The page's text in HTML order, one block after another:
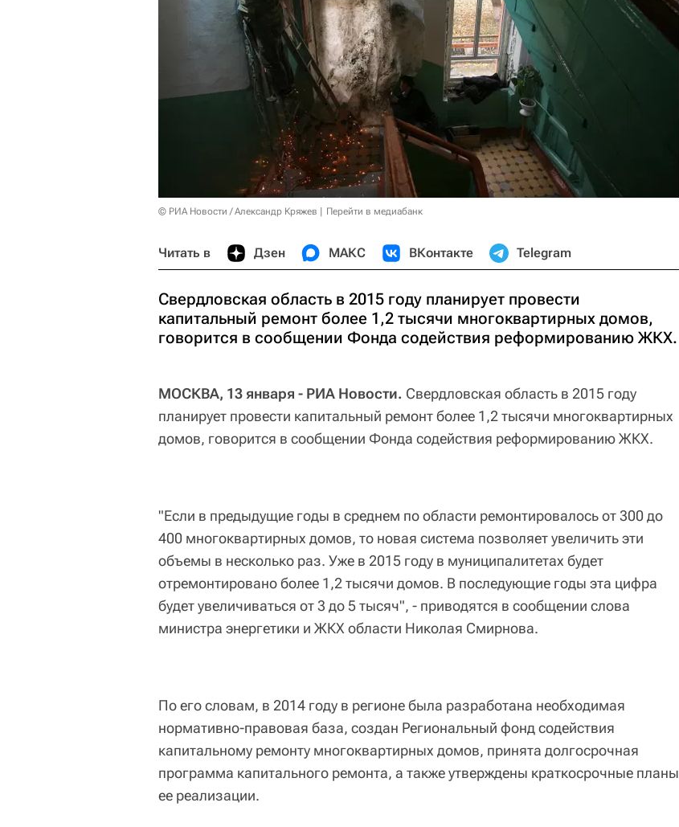
© РИА Новости / Александр Кряжев Перейти в медиабанк
Читать в Дзен МАКС ВКонтакте Telegram
Свердловская область в 2015 году планирует провести
капитальный ремонт более 1,2 тысячи многоквартирных домов,
говорится в сообщении Фонда содействия реформированию ЖКХ.
МОСКВА, 13 января - РИА Новости. Свердловская область в 2015 году
планирует провести капитальный ремонт более 1,2 тысячи многоквартирных
домов, говорится в сообщении Фонда содействия реформированию ЖКХ.
"Если в предыдущие годы в среднем по области ремонтировалось от 300 до
400 многоквартирных домов, то новая система позволяет увеличить эти
объемы в несколько раз. Уже в 2015 году в муниципалитетах будет
отремонтировано более 1,2 тысячи домов. В последующие годы эта цифра
будет увеличиваться от 3 до 5 тысяч", - приводятся в сообщении слова
министра энергетики и ЖКХ области Николая Смирнова.
По его словам, в 2014 году в регионе была разработана необходимая
нормативно-правовая база, создан Региональный фонд содействия
капитальному ремонту многоквартирных домов, принята долгосрочная
программа капитального ремонта, а также утверждены краткосрочные планы
ее реализации.